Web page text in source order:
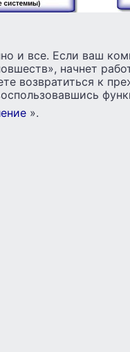
и все. Если ваш
начнет
возвратиться к
».